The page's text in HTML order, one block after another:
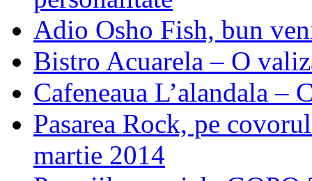
Adio Osho Fish, bun
Bistro Acuarela – O
Cafeneaua L’alandala –
Pasarea Rock, pe
martie 2014